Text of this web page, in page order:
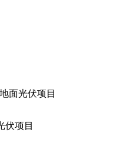
伏项目